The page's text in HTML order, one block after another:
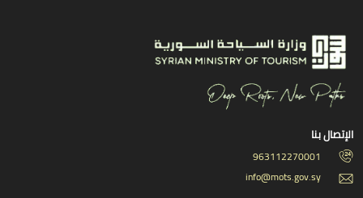
الإتصال بنا
963112270001
info@mots.gov.sy